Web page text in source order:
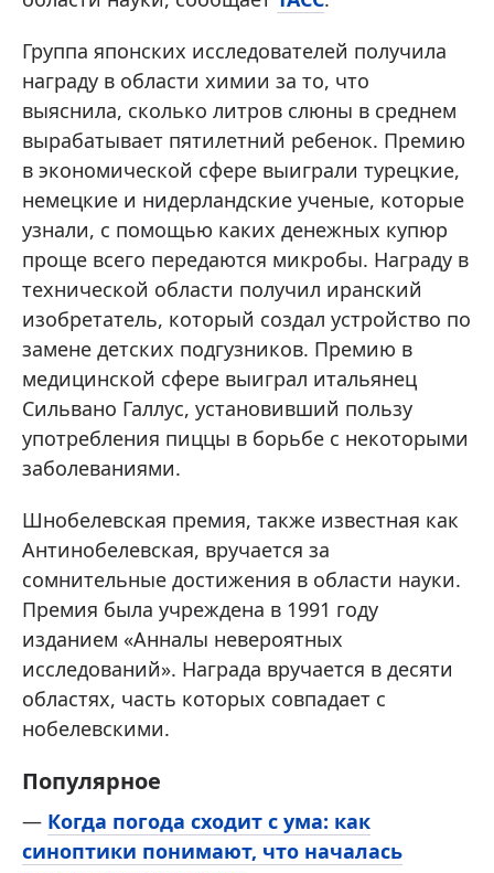
Группа японских исследователей получила
награду в области химии за то, что
выяснила, сколько литров слюны в среднем
вырабатывает пятилетний ребенок. Премию
в экономической сфере выиграли турецкие,
немецкие и нидерландские ученые, которые
узнали, с помощью каких денежных купюр
проще всего передаются микробы. Награду в
технической области получил иранский
изобретатель, который создал устройство по
замене детских подгузников. Премию в
медицинской сфере выиграл итальянец
Сильвано Галлус, установивший пользу
употребления пиццы в борьбе с некоторыми
заболеваниями.
Шнобелевская премия, также известная как
Антинобелевская, вручается за
сомнительные достижения в области науки.
Премия была учреждена в 1991 году
изданием «Анналы невероятных
исследований». Награда вручается в десяти
областях, часть которых совпадает с
нобелевскими.
Популярное
— Когда погода сходит с ума: как
синоптики понимают, что началась